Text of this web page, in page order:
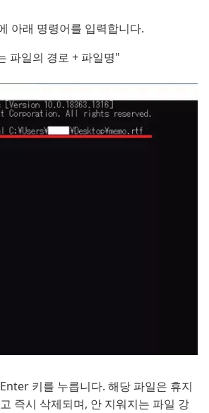
아래 명령어를 입력합니다.
파일의 경로 + 파일명"
키를 누릅니다. 해당 파일은 휴지
즉시 삭제되며, 안 지워지는 파일 강